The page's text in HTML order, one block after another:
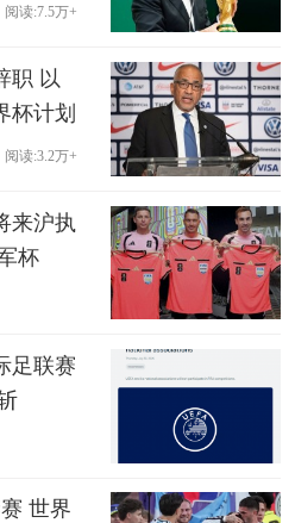
阅读:7.5万+
职 以
杯计划
阅读:3.2万+
来沪执
杯
足联赛
世界